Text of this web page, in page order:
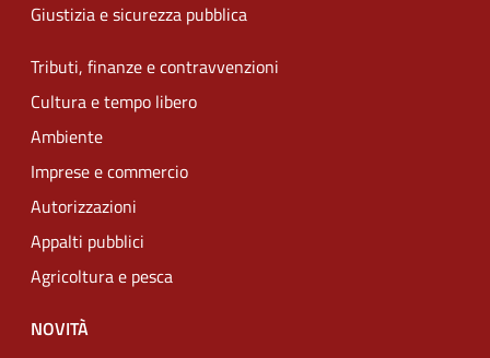
Giustizia e sicurezza pubblica
Tributi, finanze e contravvenzioni
Cultura e tempo libero
Ambiente
Imprese e commercio
Autorizzazioni
Appalti pubblici
Agricoltura e pesca
NOVITÀ